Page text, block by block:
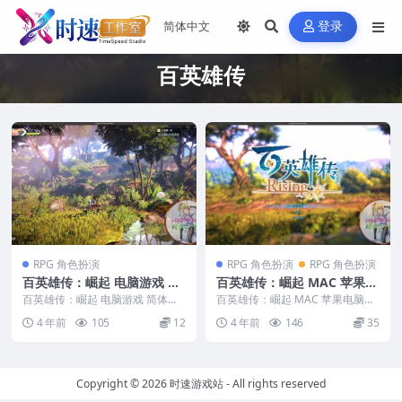
登录
百英雄传
RPG 角色扮演
百英雄传：崛起 电脑游戏 简
体中文版 支援win11 win10
win7
百英雄传：崛起 电脑游戏 简体中
文版 支援win11 win10 win7 &n...
4 年前 105 12
RPG 角色扮演 RPG 角色扮演
百英雄传：崛起 MAC 苹果电
脑游戏 简体中文版 支援10.1
3 10.14 10.15 11 12 适用于
APPLE CPU
百英雄传：崛起 MAC 苹果电脑游
戏 简体中文版 支援10.13 10.14
1... 4 年前 146 35
Copyright © 2026时速游戏站- All rights reserved